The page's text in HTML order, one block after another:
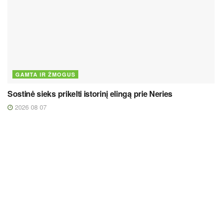
GAMTA IR ŽMOGUS
Sostinė sieks prikelti istorinį elingą prie Neries
2026 08 07